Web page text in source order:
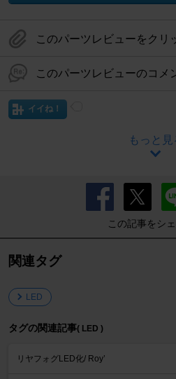
このパーツレビューをクリ
このパーツレビューのコメ
イイね！
もっと見
この記事をシ
関連タグ
LED
タグの関連記事( LED )
リヤフォグLED化/ Roy’